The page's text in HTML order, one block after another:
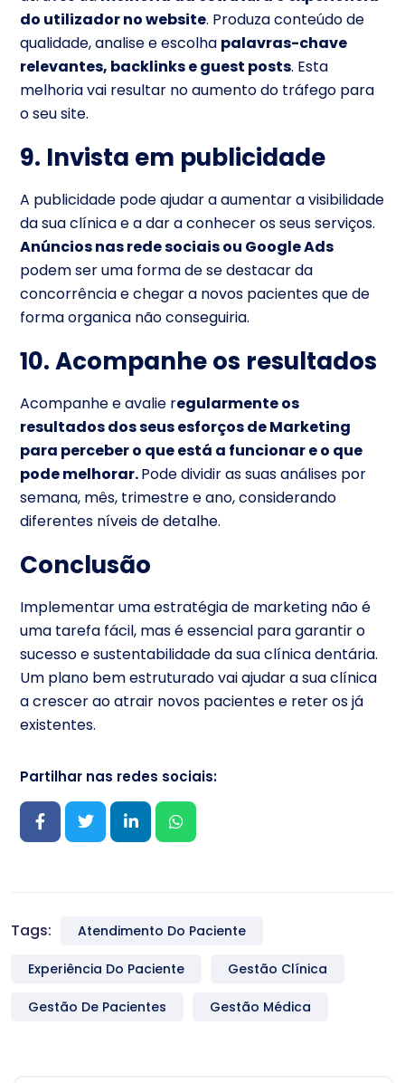
do utilizador no website. Produza conteúdo de
qualidade, analise e escolha palavras-chave
relevantes, backlinks e guest posts. Esta
melhoria vai resultar no aumento do tráfego para
o seu site.
9. Invista em publicidade
A publicidade pode ajudar a aumentar a visibilidade
da sua clínica e a dar a conhecer os seus serviços.
Anúncios nas rede sociais ou Google Ads
podem ser uma forma de se destacar da
concorrência e chegar a novos pacientes que de
forma organica não conseguiria.
10. Acompanhe os resultados
Acompanhe e avalie regularmente os
resultados dos seus esforços de Marketing
para perceber o que está a funcionar e o que
pode melhorar.Pode dividir as suas análises por
semana, mês, trimestre e ano, considerando
diferentes níveis de detalhe.
Conclusão
Implementar uma estratégia de marketing não é
uma tarefa fácil, mas é essencial para garantir o
sucesso e sustentabilidade da sua clínica dentária.
Um plano bem estruturado vai ajudar a sua clínica
a crescer ao atrair novos pacientes e reter os já
existentes.
Partilhar nas redes sociais:
Tags: Atendimento Do Paciente
Experiência Do Paciente Gestão Clínica
Gestão De Pacientes Gestão Médica